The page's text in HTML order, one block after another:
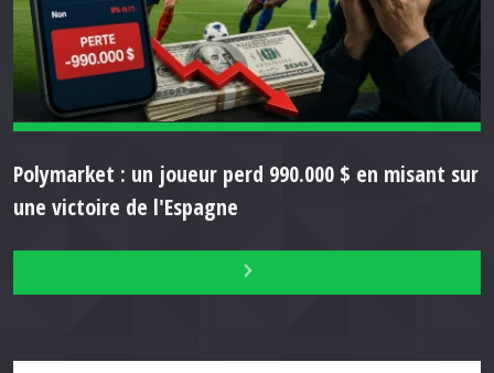
Polymarket : un joueur perd 990.000 $ en misant sur
une victoire de l'Espagne